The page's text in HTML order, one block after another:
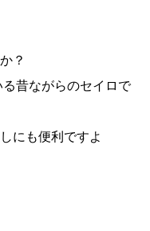
？
昔ながらのセイロで
にも便利ですよ